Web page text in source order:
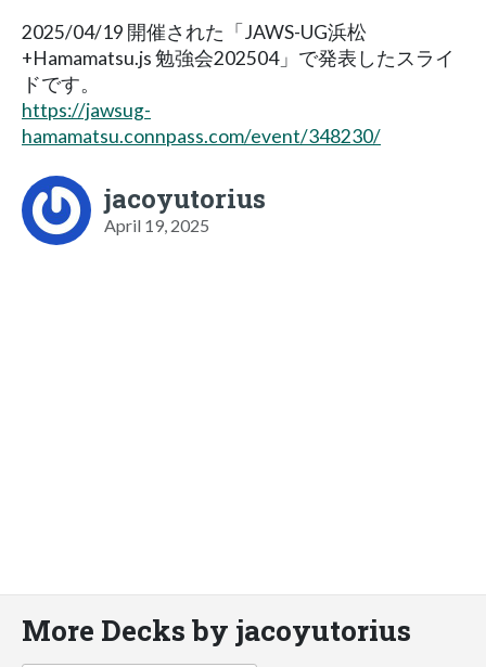
2025/04/19 開催された「JAWS-UG浜松
+Hamamatsu.js 勉強会202504」で発表したスライ
ドです。
https://jawsug-
hamamatsu.connpass.com/event/348230/
jacoyutorius
April 19, 2025
More Decks by jacoyutorius